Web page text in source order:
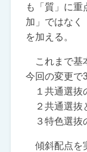
も「質」に
加」ではなく
を加える。
これまで基
今回の変更で
１共通選抜
２共通選抜
３特色選抜
傾斜配点を